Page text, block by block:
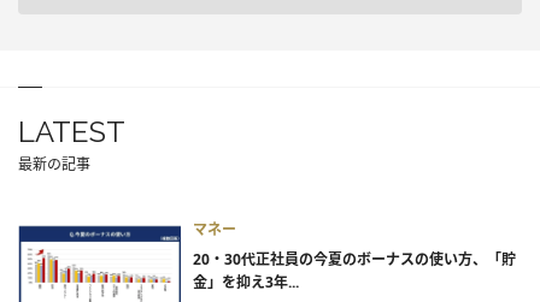
LATEST
最新の記事
マネー
20・30代正社員の今夏のボーナスの使い方、「貯
金」を抑え3年...